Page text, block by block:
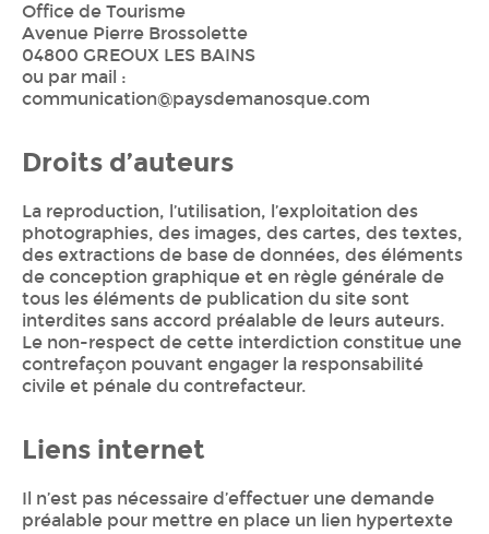
Office de Tourisme
Avenue Pierre Brossolette
04800 GREOUX LES BAINS
ou par mail :
communication@paysdemanosque.com
Droits d’auteurs
La reproduction, l’utilisation, l’exploitation des
photographies, des images, des cartes, des textes,
des extractions de base de données, des éléments
de conception graphique et en règle générale de
tous les éléments de publication du site sont
interdites sans accord préalable de leurs auteurs.
Le non-respect de cette interdiction constitue une
contrefaçon pouvant engager la responsabilité
civile et pénale du contrefacteur.
Liens internet
Il n’est pas nécessaire d’effectuer une demande
préalable pour mettre en place un lien hypertexte